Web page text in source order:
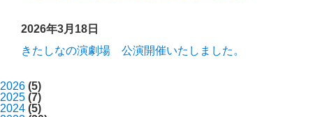
2026年3月18日
きたしなの演劇場 公演開催いたしました。
2026 (5)
2025 (7)
2024 (5)